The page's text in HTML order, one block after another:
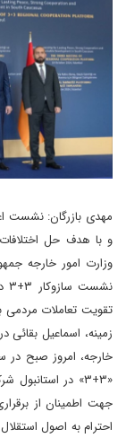
و با هدف حل
وزارت امور خارجه
تقویت تعاملات
زمینه، اسماعیل
خارجه، امروز صبح
«۳+۳» در
جهت اطمینان از
احترام به اصول